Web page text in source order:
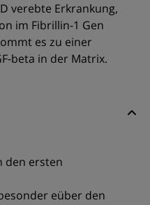
verebte Erkrankung,
im Fibrillin-1 Gen
es zu einer
beta in der Matrix.
den ersten
eüber den